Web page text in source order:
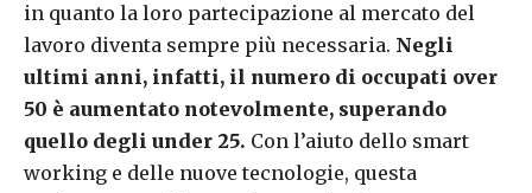
in quanto la loro partecipazione al mercato del
lavoro diventa sempre più necessaria. Negli
ultimi anni, infatti, il numero di occupati over
50 è aumentato notevolmente, superando
quello degli under 25. Con l’aiuto dello smart
working e delle nuove tecnologie, questa